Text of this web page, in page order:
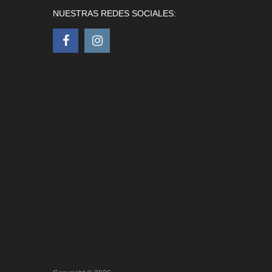
NUESTRAS REDES SOCIALES: